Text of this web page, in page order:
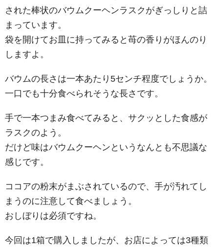
された棒状のバウムクーヘンラスクがぎっしりと詰
まっています。
袋を開けてお皿に持ってみると苺の香りがほんのり
しますよ。
バウムの長さは一本あたり5センチ程度でしょうか。
一口でも十分食べられそうな長さです。
手で一本つまみ食べてみると、サクッとした食感が
ラスクのよう。
だけど味はバウムクーヘンというなんとも不思議な
感じです。
ココアの粉末がまぶされているので、手が汚れてし
まうのに注意して食べましょう。
おしぼりは必須ですね。
今回は1箱で購入しましたが、お店によっては3種類